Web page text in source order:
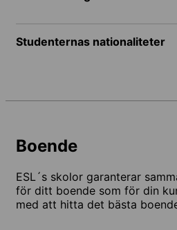
Studenternas nationaliteter
Boende
ESL´s skolor garanterar
för ditt boende som för din
med att hitta det bästa